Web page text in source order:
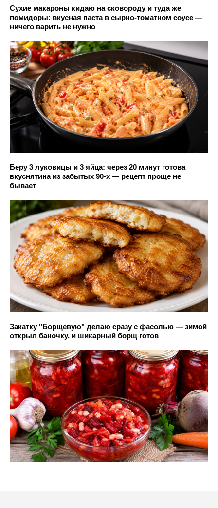
Сухие макароны кидаю на сковороду и туда же
помидоры: вкусная паста в сырно-томатном соусе —
ничего варить не нужно
Беру 3 луковицы и 3 яйца: через 20 минут готова
вкуснятина из забытых 90-х — рецепт проще не
бывает
Закатку "Борщевую" делаю сразу с фасолью — зимой
открыл баночку, и шикарный борщ готов